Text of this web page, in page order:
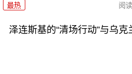
最热 阅读
泽连斯基的“清场行动”与乌克